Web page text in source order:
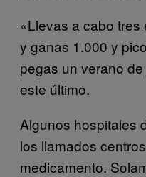
«Llevas a cabo
y ganas 1.000 y
pegas un verano
este último.
Algunos hospitales
los llamados
medicamento.